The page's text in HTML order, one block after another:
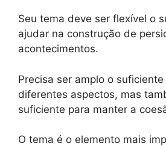
Seu tema deve ser flexível o
ajudar na construção de
acontecimentos.
Precisa ser amplo o
diferentes aspectos, mas
suficiente para manter a
O tema é o elemento mais